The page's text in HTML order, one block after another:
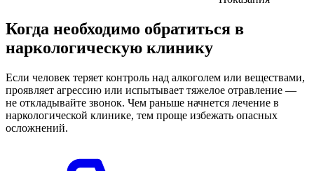
Когда необходимо обратиться в
наркологическую клинику
Если человек теряет контроль над алкоголем или веществами,
проявляет агрессию или испытывает тяжелое отравление —
не откладывайте звонок. Чем раньше начнется лечение в
наркологической клинике, тем проще избежать опасных
осложнений.